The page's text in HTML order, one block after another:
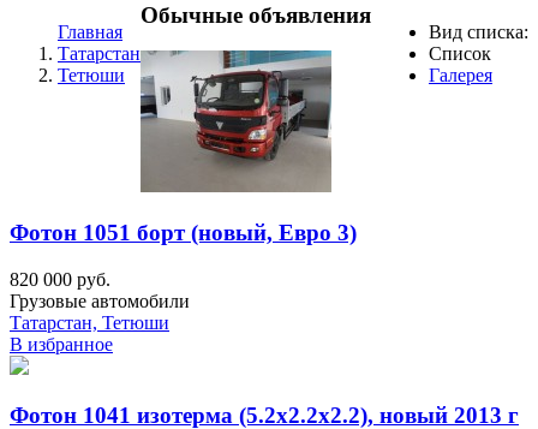
Главная
Татарстан
Тетюши
Вид списка:
Список
Галерея
Обычные объявления
Фотон 1051 борт (новый, Евро 3)
820 000 руб.
Грузовые автомобили
Татарстан, Тетюши
В избранное
Фотон 1041 изотерма (5.2x2.2x2.2), новый 2013 г